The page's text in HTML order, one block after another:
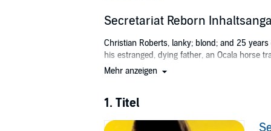
Secretariat Reborn
Christian Roberts, lanky; blond; and 25
his estranged, dying father, an Ocala horse
When Christian promises his father that he'll
his promise to his father. With a sizable debt
father illegally registered the colt, and he is
Mehr anzeigen
1. Titel